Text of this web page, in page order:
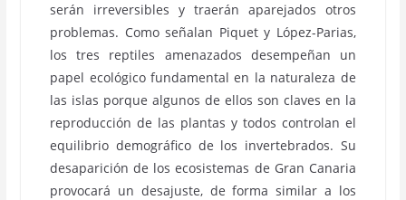
serán irreversibles y traerán aparejados otros
problemas. Como señalan Piquet y López-Parias,
los tres reptiles amenazados desempeñan un
papel ecológico fundamental en la naturaleza de
las islas porque algunos de ellos son claves en la
reproducción de las plantas y todos controlan el
equilibrio demográfico de los invertebrados. Su
desaparición de los ecosistemas de Gran Canaria
provocará un desajuste, de forma similar a los